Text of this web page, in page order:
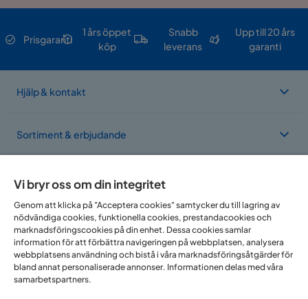
Prisgaranti
1 års öppet
köp
Snabb
leverans
Upp till 20 års
garanti
Hjälp & kontakt
Sortiment & erbjudande
Om Trademax
Vi finns i flera länder
Vi bryr oss om din integritet
Genom att klicka på "Acceptera cookies" samtycker du till lagring av
nödvändiga cookies, funktionella cookies, prestandacookies och
marknadsföringscookies på din enhet. Dessa cookies samlar
information för att förbättra navigeringen på webbplatsen, analysera
webbplatsens användning och bistå i våra marknadsföringsåtgärder för
bland annat personaliserade annonser. Informationen delas med våra
samarbetspartners.